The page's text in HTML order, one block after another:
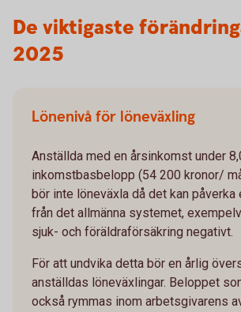
De viktigaste
2025
Lönenivå för löneväxling
Anställda med en årsinkomst under
inkomstbasbelopp (54 200 kronor/
bör inte löneväxla då det kan påverka
från det allmänna systemet,
sjuk- och föräldraförsäkring negativt.
För att undvika detta bör en årlig
anställdas löneväxlingar. Beloppet
också rymmas inom arbetsgivarens